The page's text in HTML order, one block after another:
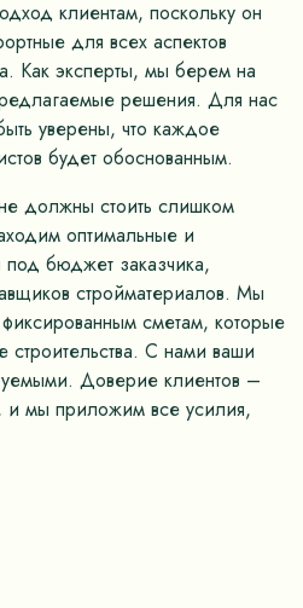
клиентам, поскольку он
для всех аспектов
Как эксперты, мы берем на
решения. Для нас
уверены, что каждое
будет обоснованным.
должны стоить слишком
оптимальные и
бюджет заказчика,
стройматериалов. Мы
сметам, которые
строительства. С нами ваши
Доверие клиентов –
и мы приложим все усилия,